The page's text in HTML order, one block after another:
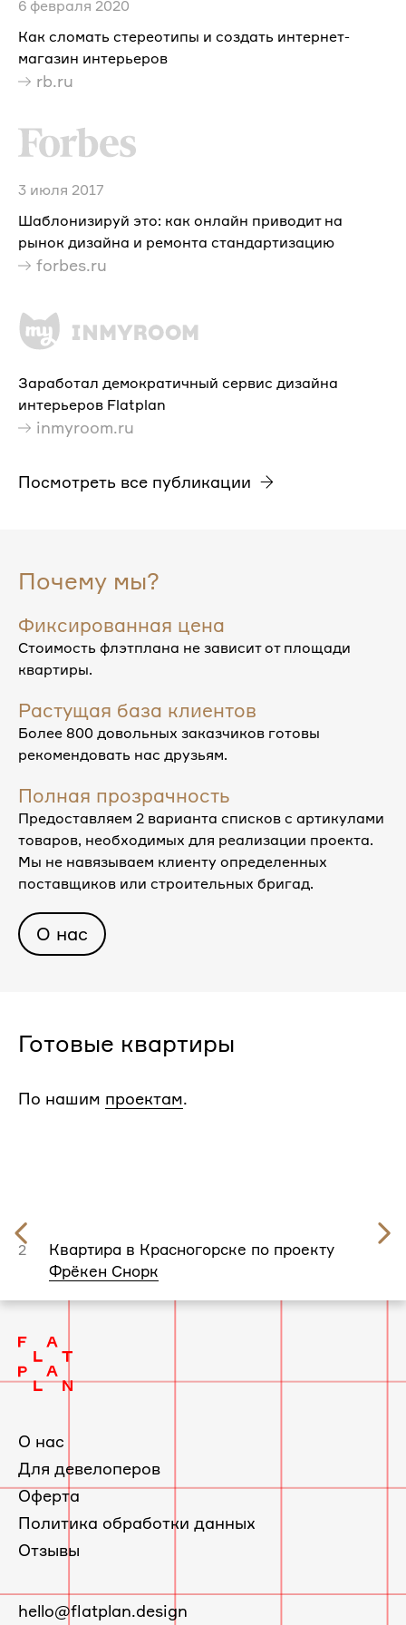
6 февраля 2020
Как сломать стереотипы и создать интернет-
магазин интерьеров
rb.ru
3 июля 2017
Шаблонизируй это: как онлайн приводит на
рынок дизайна и ремонта стандартизацию
forbes.ru
Заработал демократичный сервис дизайна
интерьеров Flatplan
inmyroom.ru
Посмотреть все публикации
Почему мы?
Фиксированная цена
Стоимость флэтплана не зависит от площади
квартиры.
Растущая база клиентов
Более 800 довольных заказчиков готовы
рекомендовать нас друзьям.
Полная прозрачность
Предоставляем 2 варианта списков с артикулами
товаров, необходимых для реализации проекта.
Мы не навязываем клиенту определенных
поставщиков или строительных бригад.
О нас
Готовые квартиры
По нашим проектам.
2
Квартира в Красногорске по проекту
Фрёкен Снорк
слайд
О нас
Для девелоперов
Оферта
Политика обработки данных
Отзывы
E-
hello@flatplan.design